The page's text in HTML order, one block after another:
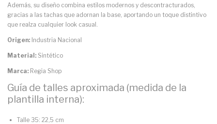
Además, su diseño combina estilos modernos y descontracturados,
gracias a las tachas que adornan la base, aportando un toque distintivo
que realza cualquier look casual.
Origen: Industria Nacional
Material: Sintético
Marca: Regia Shop
Guía de talles aproximada (medida de la
plantilla interna):
Talle 35: 22,5 cm